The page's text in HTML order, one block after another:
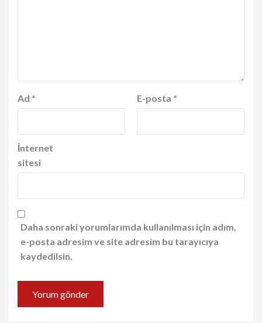
Ad * E-posta *
İnternet
sitesi
Daha sonraki yorumlarımda kullanılması için adım,
e-posta adresim ve site adresim bu tarayıcıya
kaydedilsin.